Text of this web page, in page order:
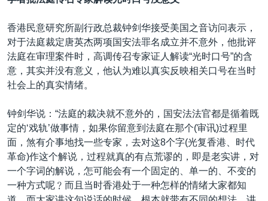
香港民意研究所副行政总裁钟剑华接受美国之音访问表示，
对于法庭裁定唐英杰两项国安法罪名成立并不意外，他批评
法庭在审理案件时，高调传召专家证人解读“光时口号”的含
意，其实并没有意义，他认为难以真实反映相关口号在当时
社会上的真实情绪。
钟剑华说：“法庭的裁决就不意外的，国安法法官都是循着既
定的‘戏轨’做事情，如果你留意到法庭在那个(审讯)过程里
面，煞有介事地找一些专家，去对这8个字(光复香港、时代
革命)作这个解说，过程就真的有点荒谬的，即是老实讲，对
一个字词的解说，怎可能会有一个固定的、单一的、不变的
一种方式呢﹖而且当时香港处于一种怎样的情绪大家都知